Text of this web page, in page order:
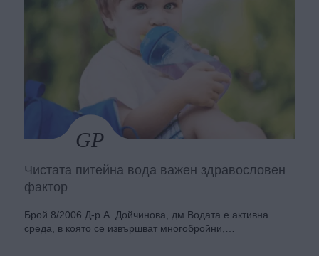
Чистата питейна вода важен здравословен
фактор
Брой 8/2006 Д-р А. Дойчинова, дм Водата е активна
среда, в която се извършват многобройни,…